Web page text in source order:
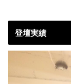
登壇実績